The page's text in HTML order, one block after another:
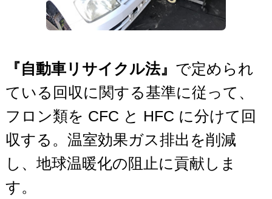
『自動車リサイクル法』 で定められ
ている回収に関する基準に従って、
フロン類を CFC と HFC に分けて回
収する。温室効果ガス排出を削減
し、地球温暖化の阻止に貢献しま
す。